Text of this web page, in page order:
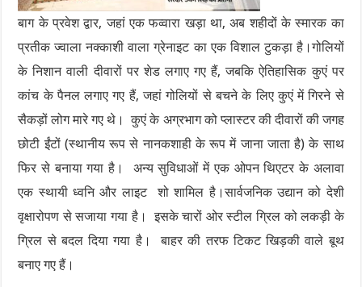
बाग के प्रवेश द्वार, जहां एक फव्वारा खड़ा था, अब शहीदों के स्मारक का
प्रतीक ज्वाला नक्काशी वाला ग्रेनाइट का एक विशाल टुकड़ा है।गोलियों
के निशान वाली दीवारों पर शेड लगाए गए हैं, जबकि ऐतिहासिक कुएं पर
कांच के पैनल लगाए गए हैं, जहां गोलियों से बचने के लिए कुएं में गिरने से
सैकड़ों लोग मारे गए थे। कुएं के अग्रभाग को प्लास्टर की दीवारों की जगह
छोटी ईंटों (स्थानीय रूप से नानकशाही के रूप में जाना जाता है) के साथ
फिर से बनाया गया है। अन्य सुविधाओं में एक ओपन थिएटर के अलावा
एक स्थायी ध्वनि और लाइट शो शामिल है।सार्वजनिक उद्यान को देशी
वृक्षारोपण से सजाया गया है। इसके चारों ओर स्टील ग्रिल को लकड़ी के
ग्रिल से बदल दिया गया है। बाहर की तरफ टिकट खिड़की वाले बूथ
बनाए गए हैं।